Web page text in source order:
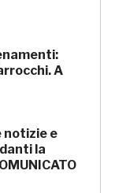
A
notizie e
la